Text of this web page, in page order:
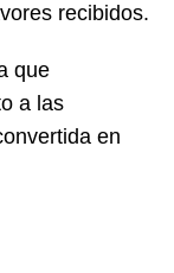
recibidos.
que
a las
en